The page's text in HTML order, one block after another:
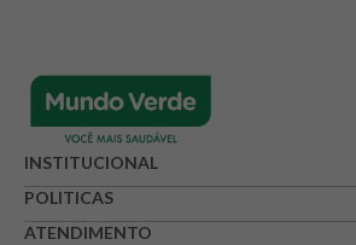
Avalie o produto de 1 até 5 estrelas
★★★☆
INSTITUCIONAL
POLITICAS
ATENDIMENTO